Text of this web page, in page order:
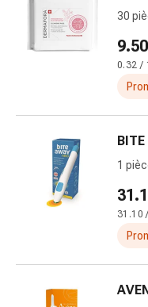
plaies
pour
plaies
fermeture
30
9.50
0.32 /
BITE
1
31.10